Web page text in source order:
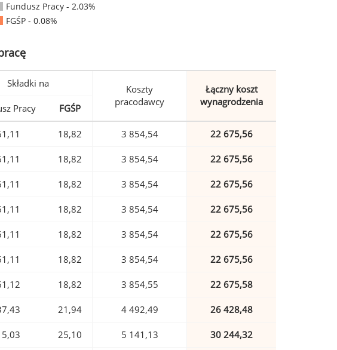
Fundusz Pracy - 2.03%
FGŚP - 0.08%
Składki na
Koszty
pracodawcy
Łączny koszt
wynagrodzenia
Pracy FGŚP
18,82 3 854,54 22 675,56
18,82 3 854,54 22 675,56
18,82 3 854,54 22 675,56
18,82 3 854,54 22 675,56
18,82 3 854,54 22 675,56
18,82 3 854,54 22 675,56
18,82 3 854,55 22 675,58
21,94 4 492,49 26 428,48
25,10 5 141,13 30 244,32